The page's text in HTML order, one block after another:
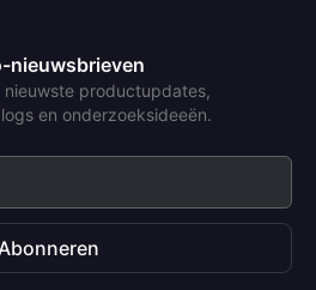
nieuwsbrieven
productupdates,
en onderzoeksideeën.